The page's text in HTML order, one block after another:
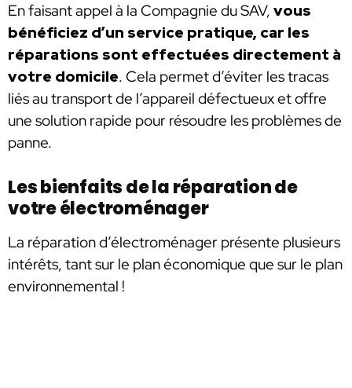
En faisant appel à la Compagnie du SAV, vous
bénéficiez d’un service pratique, car les
réparations sont effectuées directement à
votre domicile. Cela permet d’éviter les tracas
liés au transport de l’appareil défectueux et offre
une solution rapide pour résoudre les problèmes de
panne.
Les bienfaits de la réparation de
votre électroménager
La réparation d’électroménager présente plusieurs
intérêts, tant sur le plan économique que sur le plan
environnemental !